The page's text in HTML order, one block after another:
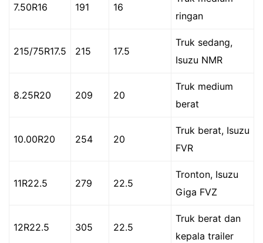
7.50R16 191 16
ringan
215/75R17.5 215 17.5
Truk sedang,
Isuzu NMR
8.25R20 209 20
Truk medium
berat
10.00R20 254 20
Truk berat, Isuzu
FVR
11R22.5 279 22.5
Tronton, Isuzu
Giga FVZ
12R22.5 305 22.5
Truk berat dan
kepala trailer